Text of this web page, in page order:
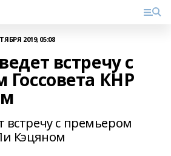
2019, 05:08
встречу с
Госсовета КНР
встречу с премьером
Кэцяном